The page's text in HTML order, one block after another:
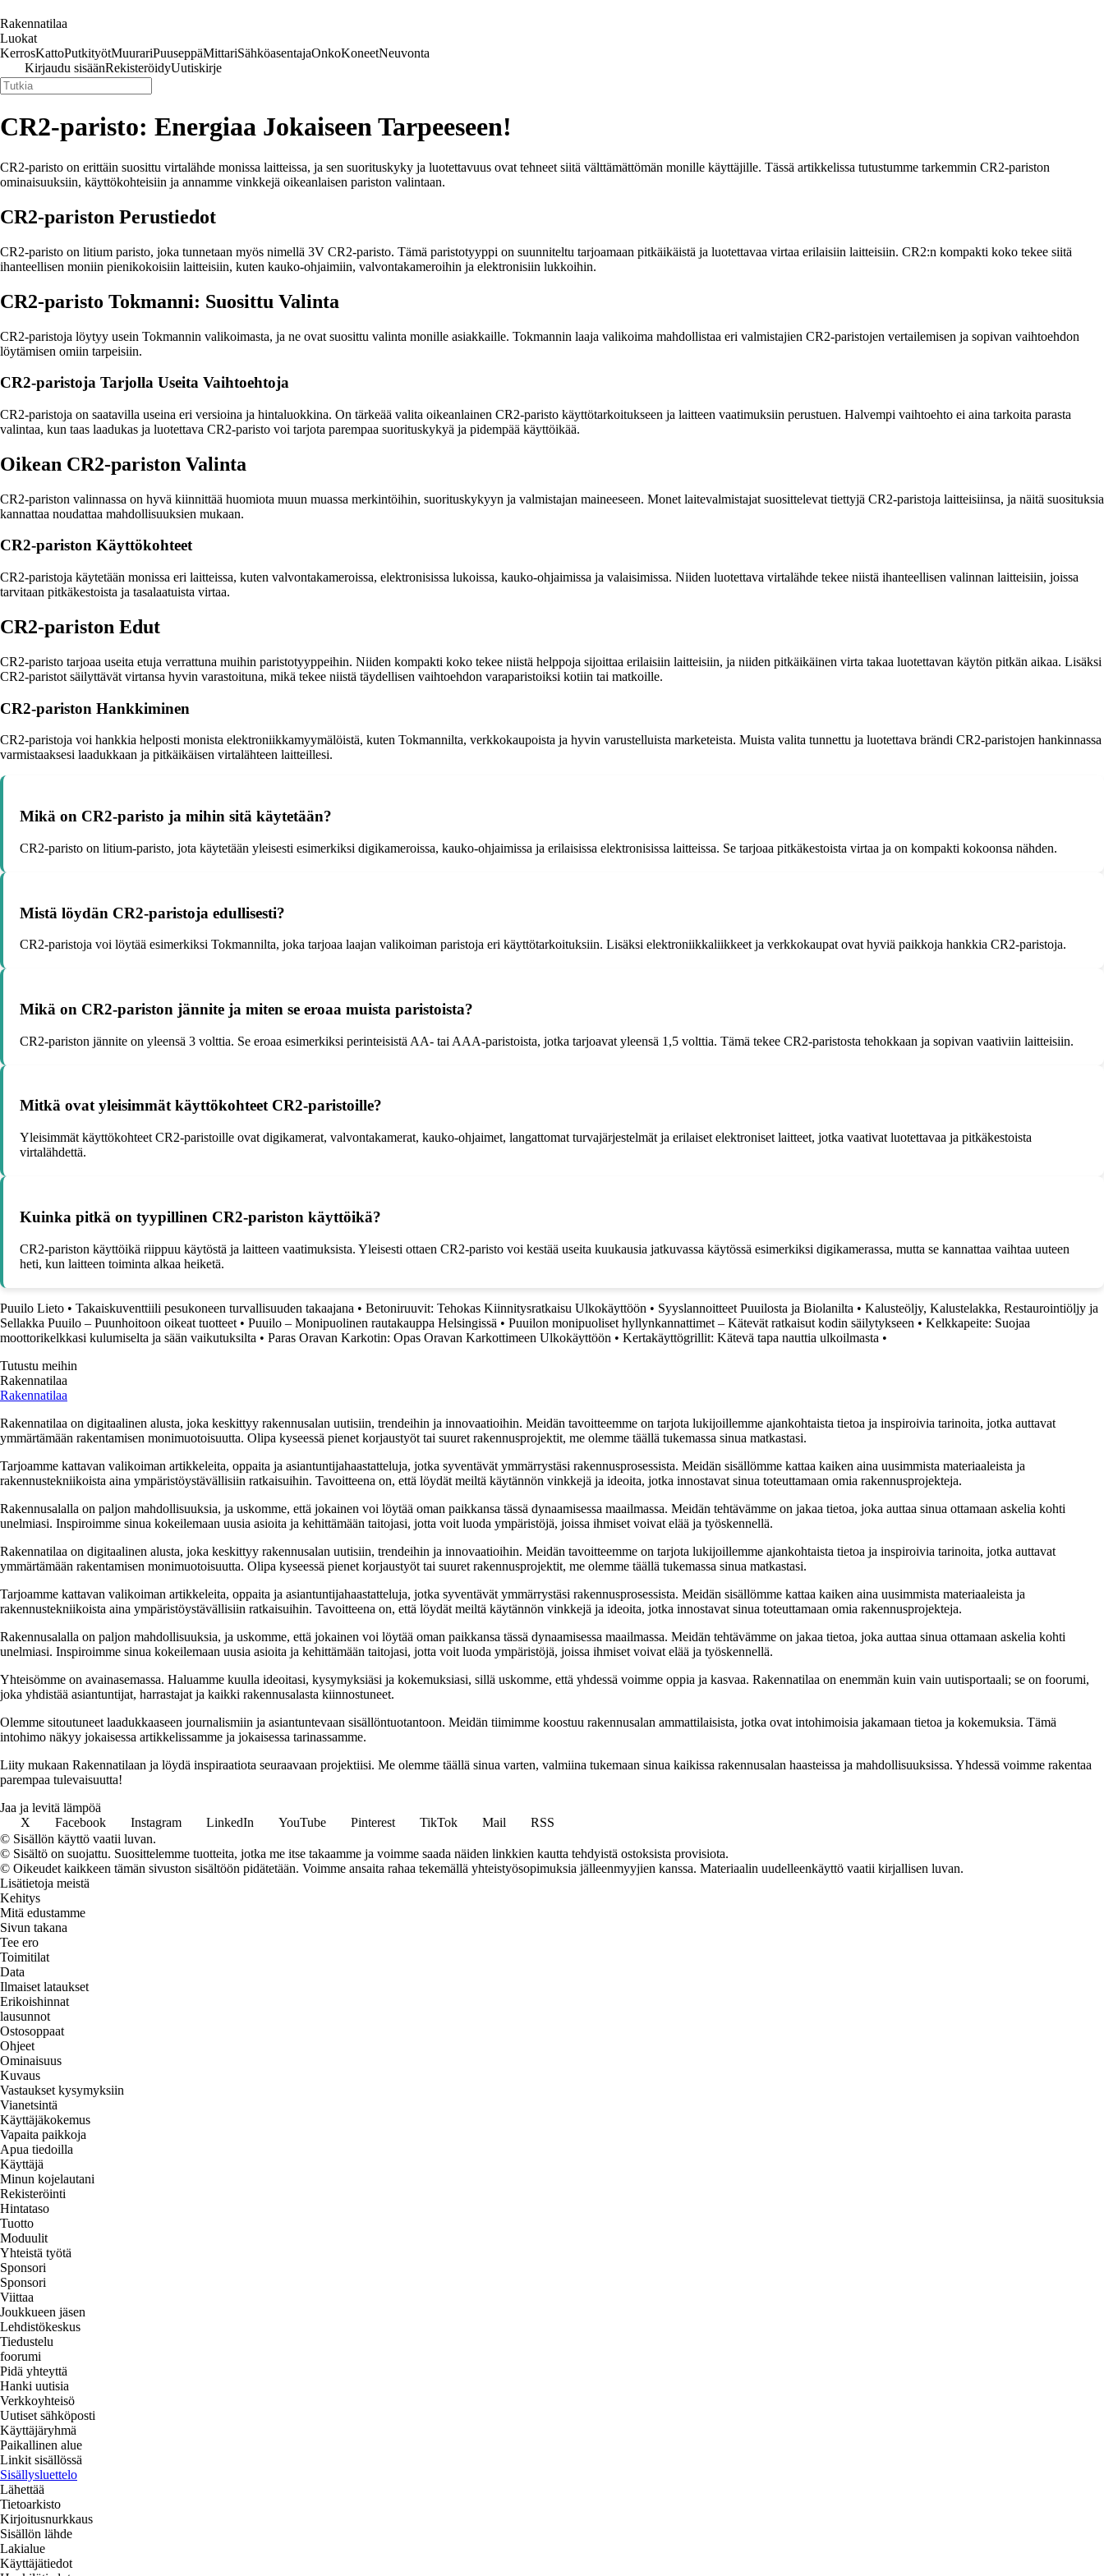
Rakennatilaa
Luokat
KerrosKattoPutkityötMuurariPuuseppäMittariSähköasentajaOnkoKoneetNeuvonta
Kirjaudu sisäänRekisteröidyUutiskirje
CR2-paristo: Energiaa Jokaiseen Tarpeeseen!
CR2-paristo on erittäin suosittu virtalähde monissa laitteissa, ja sen suorituskyky ja luotettavuus ovat tehneet siitä välttämättömän monille käyttäjille. Tässä artikkelissa tutustumme tarkemmin CR2-pariston
ominaisuuksiin, käyttökohteisiin ja annamme vinkkejä oikeanlaisen pariston valintaan.
CR2-pariston Perustiedot
CR2-paristo on litium paristo, joka tunnetaan myös nimellä 3V CR2-paristo. Tämä paristotyyppi on suunniteltu tarjoamaan pitkäikäistä ja luotettavaa virtaa erilaisiin laitteisiin. CR2:n kompakti koko tekee siitä
ihanteellisen moniin pienikokoisiin laitteisiin, kuten kauko-ohjaimiin, valvontakameroihin ja elektronisiin lukkoihin.
CR2-paristo Tokmanni: Suosittu Valinta
CR2-paristoja löytyy usein Tokmannin valikoimasta, ja ne ovat suosittu valinta monille asiakkaille. Tokmannin laaja valikoima mahdollistaa eri valmistajien CR2-paristojen vertailemisen ja sopivan vaihtoehdon
löytämisen omiin tarpeisiin.
CR2-paristoja Tarjolla Useita Vaihtoehtoja
CR2-paristoja on saatavilla useina eri versioina ja hintaluokkina. On tärkeää valita oikeanlainen CR2-paristo käyttötarkoitukseen ja laitteen vaatimuksiin perustuen. Halvempi vaihtoehto ei aina tarkoita parasta
valintaa, kun taas laadukas ja luotettava CR2-paristo voi tarjota parempaa suorituskykyä ja pidempää käyttöikää.
Oikean CR2-pariston Valinta
CR2-pariston valinnassa on hyvä kiinnittää huomiota muun muassa merkintöihin, suorituskykyyn ja valmistajan maineeseen. Monet laitevalmistajat suosittelevat tiettyjä CR2-paristoja laitteisiinsa, ja näitä suosituksia
kannattaa noudattaa mahdollisuuksien mukaan.
CR2-pariston Käyttökohteet
CR2-paristoja käytetään monissa eri laitteissa, kuten valvontakameroissa, elektronisissa lukoissa, kauko-ohjaimissa ja valaisimissa. Niiden luotettava virtalähde tekee niistä ihanteellisen valinnan laitteisiin, joissa
tarvitaan pitkäkestoista ja tasalaatuista virtaa.
CR2-pariston Edut
CR2-paristo tarjoaa useita etuja verrattuna muihin paristotyyppeihin. Niiden kompakti koko tekee niistä helppoja sijoittaa erilaisiin laitteisiin, ja niiden pitkäikäinen virta takaa luotettavan käytön pitkän aikaa. Lisäksi
CR2-paristot säilyttävät virtansa hyvin varastoituna, mikä tekee niistä täydellisen vaihtoehdon varaparistoiksi kotiin tai matkoille.
CR2-pariston Hankkiminen
CR2-paristoja voi hankkia helposti monista elektroniikkamyymälöistä, kuten Tokmannilta, verkkokaupoista ja hyvin varustelluista marketeista. Muista valita tunnettu ja luotettava brändi CR2-paristojen hankinnassa
varmistaaksesi laadukkaan ja pitkäikäisen virtalähteen laitteillesi.
Mikä on CR2-paristo ja mihin sitä käytetään?
CR2-paristo on litium-paristo, jota käytetään yleisesti esimerkiksi digikameroissa, kauko-ohjaimissa ja erilaisissa elektronisissa laitteissa. Se tarjoaa pitkäkestoista virtaa ja on kompakti kokoonsa nähden.
Mistä löydän CR2-paristoja edullisesti?
CR2-paristoja voi löytää esimerkiksi Tokmannilta, joka tarjoaa laajan valikoiman paristoja eri käyttötarkoituksiin. Lisäksi elektroniikkaliikkeet ja verkkokaupat ovat hyviä paikkoja hankkia CR2-paristoja.
Mikä on CR2-pariston jännite ja miten se eroaa muista paristoista?
CR2-pariston jännite on yleensä 3 volttia. Se eroaa esimerkiksi perinteisistä AA- tai AAA-paristoista, jotka tarjoavat yleensä 1,5 volttia. Tämä tekee CR2-paristosta tehokkaan ja sopivan vaativiin laitteisiin.
Mitkä ovat yleisimmät käyttökohteet CR2-paristoille?
Yleisimmät käyttökohteet CR2-paristoille ovat digikamerat, valvontakamerat, kauko-ohjaimet, langattomat turvajärjestelmät ja erilaiset elektroniset laitteet, jotka vaativat luotettavaa ja pitkäkestoista
virtalähdettä.
Kuinka pitkä on tyypillinen CR2-pariston käyttöikä?
CR2-pariston käyttöikä riippuu käytöstä ja laitteen vaatimuksista. Yleisesti ottaen CR2-paristo voi kestää useita kuukausia jatkuvassa käytössä esimerkiksi digikamerassa, mutta se kannattaa vaihtaa uuteen
heti, kun laitteen toiminta alkaa heiketä.
Puuilo Lieto • Takaiskuventtiili pesukoneen turvallisuuden takaajana • Betoniruuvit: Tehokas Kiinnitysratkaisu Ulkokäyttöön • Syyslannoitteet Puuilosta ja Biolanilta • Kalusteöljy, Kalustelakka, Restaurointiöljy ja
Sellakka Puuilo – Puunhoitoon oikeat tuotteet • Puuilo – Monipuolinen rautakauppa Helsingissä • Puuilon monipuoliset hyllynkannattimet – Kätevät ratkaisut kodin säilytykseen • Kelkkapeite: Suojaa
moottorikelkkasi kulumiselta ja sään vaikutuksilta • Paras Oravan Karkotin: Opas Oravan Karkottimeen Ulkokäyttöön • Kertakäyttögrillit: Kätevä tapa nauttia ulkoilmasta •
Tutustu meihin
Rakennatilaa
Rakennatilaa
Rakennatilaa on digitaalinen alusta, joka keskittyy rakennusalan uutisiin, trendeihin ja innovaatioihin. Meidän tavoitteemme on tarjota lukijoillemme ajankohtaista tietoa ja inspiroivia tarinoita, jotka auttavat
ymmärtämään rakentamisen monimuotoisuutta. Olipa kyseessä pienet korjaustyöt tai suuret rakennusprojektit, me olemme täällä tukemassa sinua matkastasi.
Tarjoamme kattavan valikoiman artikkeleita, oppaita ja asiantuntijahaastatteluja, jotka syventävät ymmärrystäsi rakennusprosessista. Meidän sisällömme kattaa kaiken aina uusimmista materiaaleista ja
rakennustekniikoista aina ympäristöystävällisiin ratkaisuihin. Tavoitteena on, että löydät meiltä käytännön vinkkejä ja ideoita, jotka innostavat sinua toteuttamaan omia rakennusprojekteja.
Rakennusalalla on paljon mahdollisuuksia, ja uskomme, että jokainen voi löytää oman paikkansa tässä dynaamisessa maailmassa. Meidän tehtävämme on jakaa tietoa, joka auttaa sinua ottamaan askelia kohti
unelmiasi. Inspiroimme sinua kokeilemaan uusia asioita ja kehittämään taitojasi, jotta voit luoda ympäristöjä, joissa ihmiset voivat elää ja työskennellä.
Rakennatilaa on digitaalinen alusta, joka keskittyy rakennusalan uutisiin, trendeihin ja innovaatioihin. Meidän tavoitteemme on tarjota lukijoillemme ajankohtaista tietoa ja inspiroivia tarinoita, jotka auttavat
ymmärtämään rakentamisen monimuotoisuutta. Olipa kyseessä pienet korjaustyöt tai suuret rakennusprojektit, me olemme täällä tukemassa sinua matkastasi.
Tarjoamme kattavan valikoiman artikkeleita, oppaita ja asiantuntijahaastatteluja, jotka syventävät ymmärrystäsi rakennusprosessista. Meidän sisällömme kattaa kaiken aina uusimmista materiaaleista ja
rakennustekniikoista aina ympäristöystävällisiin ratkaisuihin. Tavoitteena on, että löydät meiltä käytännön vinkkejä ja ideoita, jotka innostavat sinua toteuttamaan omia rakennusprojekteja.
Rakennusalalla on paljon mahdollisuuksia, ja uskomme, että jokainen voi löytää oman paikkansa tässä dynaamisessa maailmassa. Meidän tehtävämme on jakaa tietoa, joka auttaa sinua ottamaan askelia kohti
unelmiasi. Inspiroimme sinua kokeilemaan uusia asioita ja kehittämään taitojasi, jotta voit luoda ympäristöjä, joissa ihmiset voivat elää ja työskennellä.
Yhteisömme on avainasemassa. Haluamme kuulla ideoitasi, kysymyksiäsi ja kokemuksiasi, sillä uskomme, että yhdessä voimme oppia ja kasvaa. Rakennatilaa on enemmän kuin vain uutisportaali; se on foorumi,
joka yhdistää asiantuntijat, harrastajat ja kaikki rakennusalasta kiinnostuneet.
Olemme sitoutuneet laadukkaaseen journalismiin ja asiantuntevaan sisällöntuotantoon. Meidän tiimimme koostuu rakennusalan ammattilaisista, jotka ovat intohimoisia jakamaan tietoa ja kokemuksia. Tämä
intohimo näkyy jokaisessa artikkelissamme ja jokaisessa tarinassamme.
Liity mukaan Rakennatilaan ja löydä inspiraatiota seuraavaan projektiisi. Me olemme täällä sinua varten, valmiina tukemaan sinua kaikissa rakennusalan haasteissa ja mahdollisuuksissa. Yhdessä voimme rakentaa
parempaa tulevaisuutta!
Jaa ja levitä lämpöä
X
Facebook Instagram LinkedIn YouTube Pinterest TikTok Mail
RSS
© Sisällön käyttö vaatii luvan.
© Sisältö on suojattu. Suosittelemme tuotteita, jotka me itse takaamme ja voimme saada näiden linkkien kautta tehdyistä ostoksista provisiota.
© Oikeudet kaikkeen tämän sivuston sisältöön pidätetään. Voimme ansaita rahaa tekemällä yhteistyösopimuksia jälleenmyyjien kanssa. Materiaalin uudelleenkäyttö vaatii kirjallisen luvan.
Lisätietoja meistä
Kehitys
Mitä edustamme
Sivun takana
Tee ero
Toimitilat
Data
Ilmaiset lataukset
Erikoishinnat
lausunnot
Ostosoppaat
Ohjeet
Ominaisuus
Kuvaus
Vastaukset kysymyksiin
Vianetsintä
Käyttäjäkokemus
Vapaita paikkoja
Apua tiedoilla
Käyttäjä
Minun kojelautani
Rekisteröinti
Hintataso
Tuotto
Moduulit
Yhteistä työtä
Sponsori
Sponsori
Viittaa
Joukkueen jäsen
Lehdistökeskus
Tiedustelu
foorumi
Pidä yhteyttä
Hanki uutisia
Verkkoyhteisö
Uutiset sähköposti
Käyttäjäryhmä
Paikallinen alue
Linkit sisällössä
Sisällysluettelo
Lähettää
Tietoarkisto
Kirjoitusnurkkaus
Sisällön lähde
Lakialue
Käyttäjätiedot